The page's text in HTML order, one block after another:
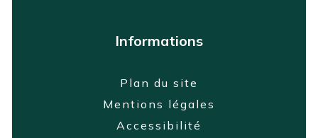
Informations
Plan du site
Mentions légales
Accessibilité